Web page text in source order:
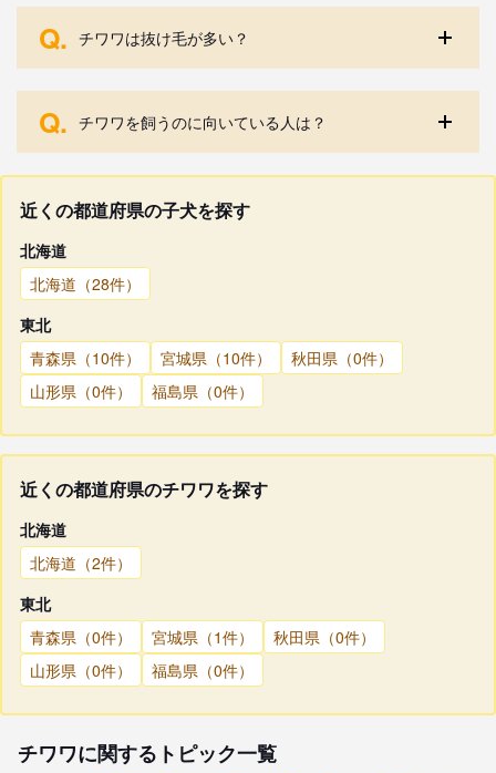
Q. チワワは抜け毛が多い？
Q. チワワを飼うのに向いている人は？
近くの都道府県の子犬を探す
北海道
北海道（28件）
東北
青森県（10件）
宮城県（10件）
秋田県（0件）
山形県（0件）
福島県（0件）
近くの都道府県のチワワを探す
北海道
北海道（2件）
東北
青森県（0件）
宮城県（1件）
秋田県（0件）
山形県（0件）
福島県（0件）
チワワに関するトピック一覧